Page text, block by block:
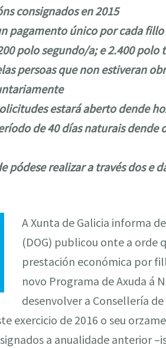
consignados en 2015
pagamento único por cada
polo segundo/a; e 2.400 polo
persoas que non estiveran
estará aberto dende
de 40 días naturais dende
realizar a través dos e
A Xunta de Galicia informa
(DOG) publicou onte a orde
prestación económica por
novo Programa de Axuda á
desenvolver a Consellería
exercicio de 2016 o seu
a anualidade anterior